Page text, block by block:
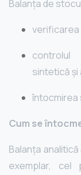
Balanța de
controlul
sintetică și
întocmirea
Cum se
Balanța
exemplar, cel